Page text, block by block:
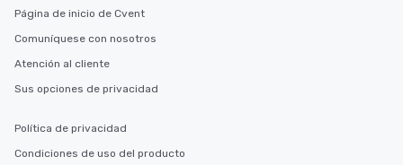
Página de inicio de Cvent
Comuníquese con nosotros
Atención al cliente
Sus opciones de privacidad
Política de privacidad
Condiciones de uso del producto